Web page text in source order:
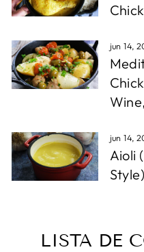
jun 14,
jun 14,
Aioli
Style)
LISTA DE